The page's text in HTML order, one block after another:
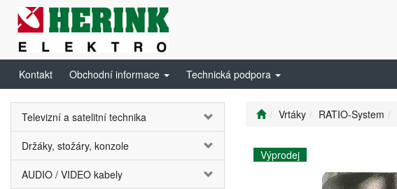
Kontakt Obchodní informace Technická podpora
Televizní a satelitní technika
Držáky, stožáry, konzole
AUDIO / VIDEO kabely
Vrtáky RATIO-System
Výprodej